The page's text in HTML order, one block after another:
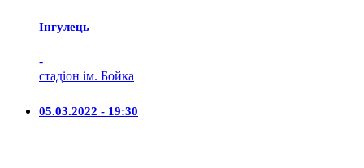
Iнгулець
-
стадіон ім. Бойка
05.03.2022 - 19:30